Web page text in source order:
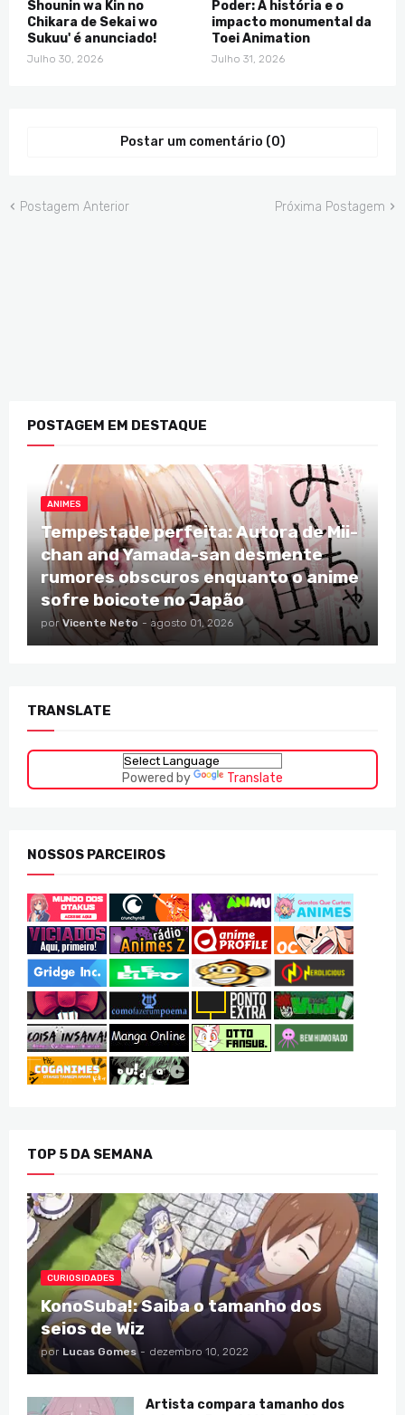
Shounin wa Kin no
Chikara de Sekai wo
Sukuu' é anunciado!
Julho 30, 2026
Poder: A história e o
impacto monumental da
Toei Animation
Julho 31, 2026
Postar um comentário (0)
Postagem Anterior Próxima Postagem
POSTAGEM EM DESTAQUE
ANIMES
Tempestade perfeita: Autora de Mii-
chan and Yamada-san desmente
rumores obscuros enquanto o anime
sofre boicote no Japão
por Vicente Neto - agosto 01, 2026
TRANSLATE
Powered by Translate
NOSSOS PARCEIROS
TOP 5 DA SEMANA
CURIOSIDADES
KonoSuba!: Saiba o tamanho dos
seios de Wiz
por Lucas Gomes - dezembro 10, 2022
Artista compara tamanho dos